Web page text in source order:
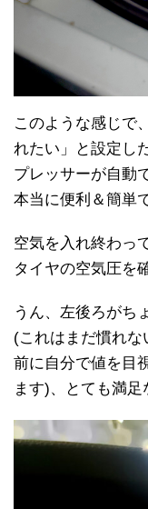
このような感じで
れたい」と設定し
プレッサーが自動
本当に便利＆簡単
空気を入れ終わっ
タイヤの空気圧を
うん、左後ろがち
(これはまだ慣れ
前に自分で値を目
ます)、とても満足